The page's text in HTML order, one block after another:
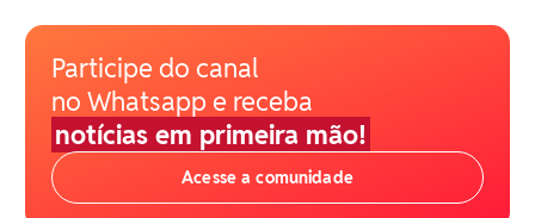
Participe do canal
no Whatsapp e receba
notícias em primeira mão!
Acesse a comunidade